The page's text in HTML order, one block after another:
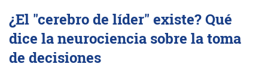
¿El "cerebro de líder" existe? Qué
dice la neurociencia sobre la toma
de decisiones